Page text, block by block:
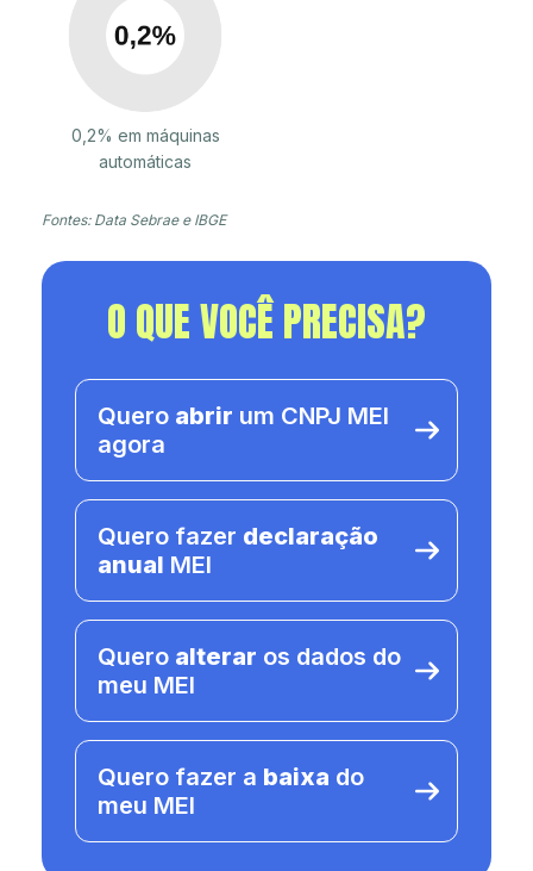
0,2% em máquinas
automáticas
Fontes: Data Sebrae e IBGE
O QUE VOCÊ PRECISA?
Quero abrir um CNPJ MEI
agora
Quero fazer declaração
anual MEI
Quero alterar os dados do
meu MEI
Quero fazer a baixa do
meu MEI